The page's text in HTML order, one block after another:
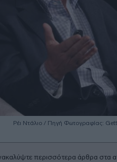
Ρέι Ντάλιο / Πηγή Φωτογραφίας:
περισσότερα άρθρα στα